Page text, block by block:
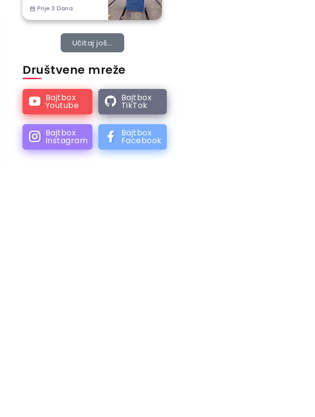
Prije 3 Dana
Učitaj još...
Društvene mreže
Bajtbox
Youtube
Bajtbox
TikTok
Bajtbox
Instagram
Bajtbox
Facebook